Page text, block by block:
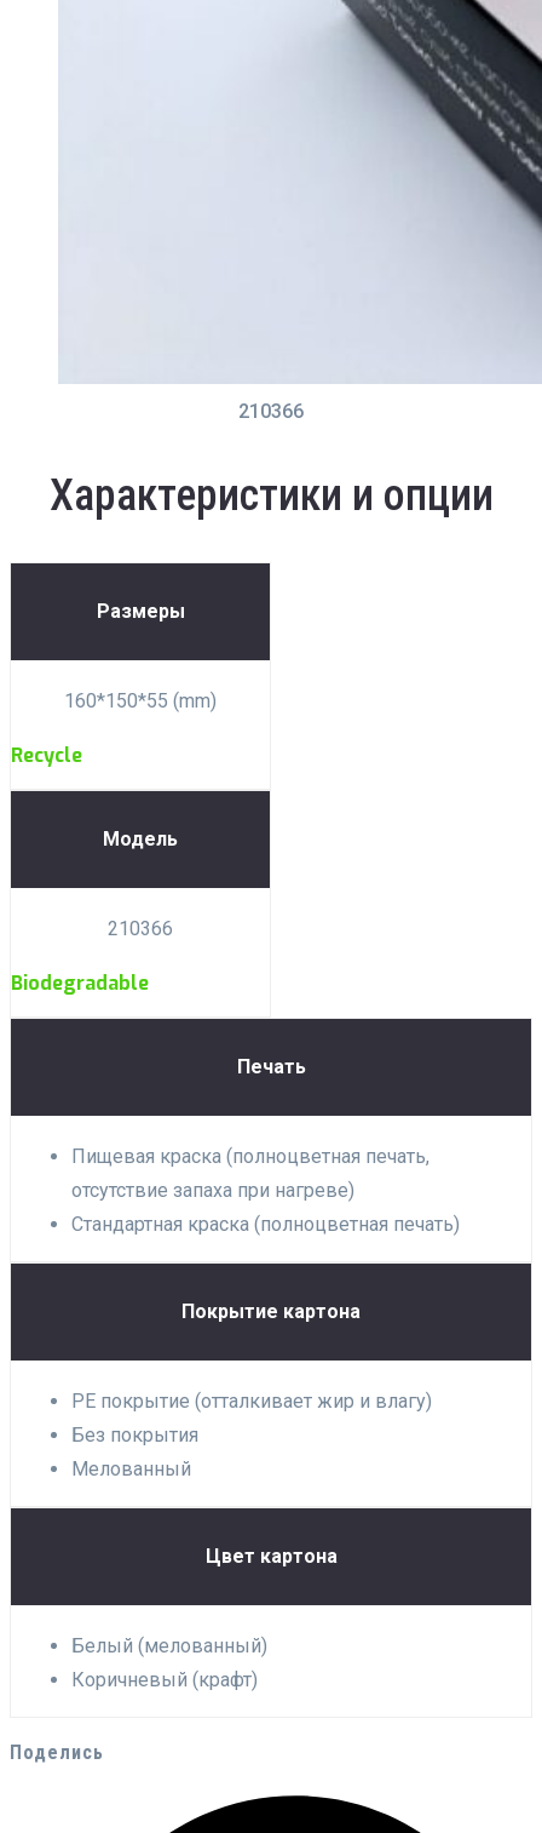
210366
Характеристики и опции
Размеры
160*150*55 (mm)
Recycle
Модель
210366
Biodegradable
Печать
Пищевая краска (полноцветная печать,
отсутствие запаха при нагреве)
Стандартная краска (полноцветная печать)
Покрытие картона
PE покрытие (отталкивает жир и влагу)
Без покрытия
Мелованный
Цвет картона
Белый (мелованный)
Коричневый (крафт)
Поделись